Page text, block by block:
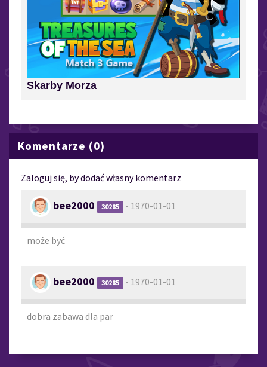
Skarby Morza
Komentarze (0)
Zaloguj się, by dodać własny komentarz
bee2000 30285 - 1970-01-01
może być
bee2000 30285 - 1970-01-01
dobra zabawa dla par